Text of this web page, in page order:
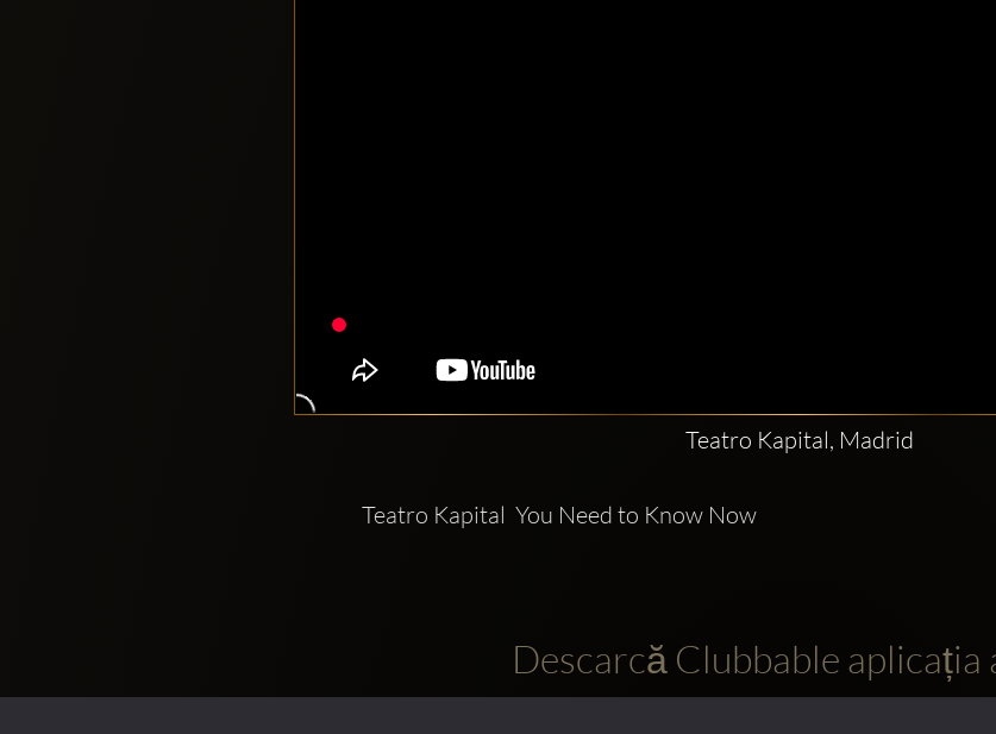
Teatro Kapital, Madrid
Teatro Kapital  You Need to Know Now
Descarcă Clubbable aplicația